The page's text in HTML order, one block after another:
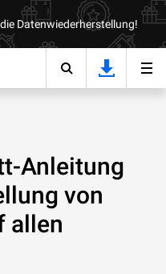
Datenwiederherstellung!
Anleitung
von
allen